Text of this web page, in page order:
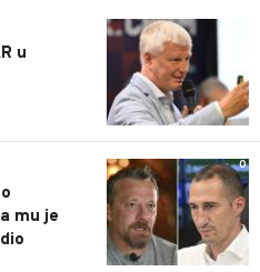
u
0
mu je